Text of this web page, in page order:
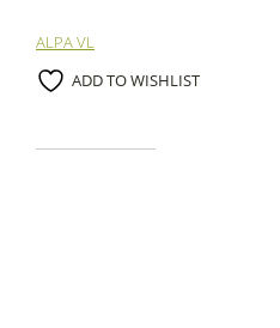
ALPA VL
ADD TO WISHLIST